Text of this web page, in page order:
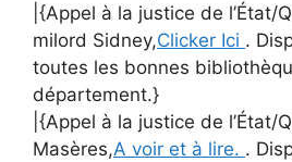
|{Appel à la justice de l’État/
milord Sidney,Clicker Ici .
toutes les bonnes
département.}
|{Appel à la justice de l’État/
Masères,A voir et à lire. .